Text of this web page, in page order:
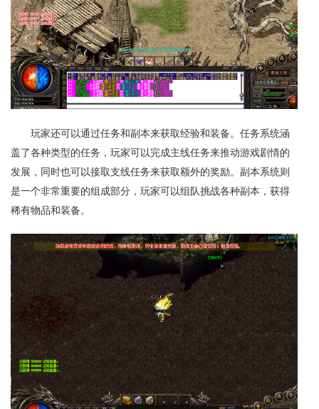
玩家还可以通过任务和副本来获取经验和装备。任务系统涵
盖了各种类型的任务，玩家可以完成主线任务来推动游戏剧情的
发展，同时也可以接取支线任务来获取额外的奖励。副本系统则
是一个非常重要的组成部分，玩家可以组队挑战各种副本，获得
稀有物品和装备。